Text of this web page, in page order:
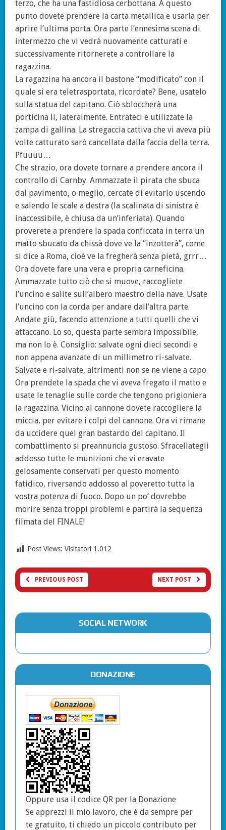
terzo, che ha una fastidiosa cerbottana. A questo
punto dovete prendere la carta metallica e usarla per
aprire l’ultima porta. Ora parte l’ennesima scena di
intermezzo che vi vedrà nuovamente catturati e
successivamente ritornerete a controllare la
ragazzina.
La ragazzina ha ancora il bastone “modificato” con il
quale si era teletrasportata, ricordate? Bene, usatelo
sulla statua del capitano. Ciò sbloccherà una
porticina li, lateralmente. Entrateci e utilizzate la
zampa di gallina. La stregaccia cattiva che vi aveva più
volte catturato sarò cancellata dalla faccia della terra.
Pfuuuu…
Che strazio, ora dovete tornare a prendere ancora il
controllo di Carnby. Ammazzate il pirata che sbuca
dal pavimento, o meglio, cercate di evitarlo uscendo
e salendo le scale a destra (la scalinata di sinistra è
inaccessibile, è chiusa da un’inferiata). Quando
proverete a prendere la spada conficcata in terra un
matto sbucato da chissà dove ve la “inzotterà”, come
si dice a Roma, cioè ve la fregherà senza pietà, grrr…
Ora dovete fare una vera e propria carneficina.
Ammazzate tutto ciò che si muove, raccogliete
l’uncino e salite sull’albero maestro della nave. Usate
l’uncino con la corda per andare dall’altra parte.
Andate giù, facendo attenzione a tutti quelli che vi
attaccano. Lo so, questa parte sembra impossibile,
ma non lo è. Consiglio: salvate ogni dieci secondi e
non appena avanzate di un millimetro ri-salvate.
Salvate e ri-salvate, altrimenti non se ne viene a capo.
Ora prendete la spada che vi aveva fregato il matto e
usate le tenaglie sulle corde che tengono prigioniera
la ragazzina. Vicino al cannone dovete raccogliere la
miccia, per evitare i colpi del cannone. Ora vi rimane
da uccidere quel gran bastardo del capitano. Il
combattimento si preannuncia gustoso. Sfracellategli
addosso tutte le munizioni che vi eravate
gelosamente conservati per questo momento
fatidico, riversando addosso al poveretto tutta la
vostra potenza di fuoco. Dopo un po’ dovrebbe
morire senza troppi problemi e partirà la sequenza
filmata del FINALE!
Post Views: Visitatori 1.012
PREVIOUS POST NEXT POST
SOCIAL NETWORK
DONAZIONE
Oppure usa il codice QR per la Donazione
Se apprezzi il mio lavoro, che è da sempre per
te gratuito, ti chiedo un piccolo contributo per